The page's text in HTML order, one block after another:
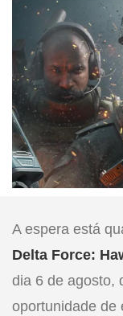
A espera está
Delta Force:
dia 6 de agosto,
oportunidade de